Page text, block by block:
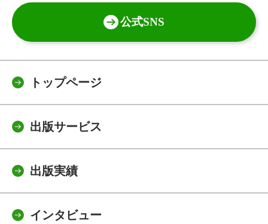
公式SNS
トップページ
出版サービス
出版実績
インタビュー